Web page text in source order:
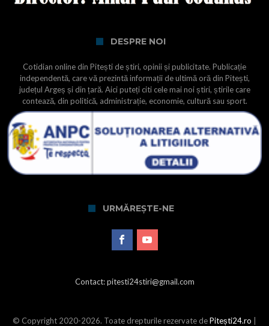
DESPRE NOI
Cotidian online din Pitești de știri, opinii și publicitate. Publicație
independentă, care vă prezintă informații de ultimă oră din Pitești,
județul Argeș și din țară. Aici puteți citi cele mai noi știri, știrile care
contează, din politică, administrație, economie, cultură sau sport.
URMĂREȘTE-NE
Contact: pitesti24stiri@gmail.com
© Copyright 2020-2026. Toate drepturile rezervate dePitești24.ro